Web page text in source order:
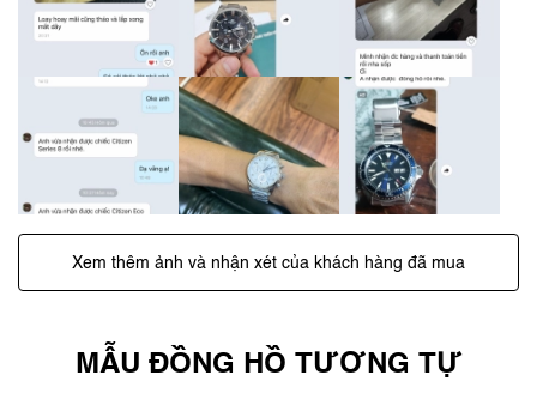
Xem thêm ảnh và nhận xét của khách hàng đã mua
MẪU ĐỒNG HỒ TƯƠNG TỰ